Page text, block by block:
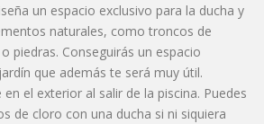
un espacio exclusivo para la ducha y
naturales, como troncos de
piedras. Conseguirás un espacio
que además te será muy útil.
en el exterior al salir de la piscina. Puedes
de cloro con una ducha si ni siquiera